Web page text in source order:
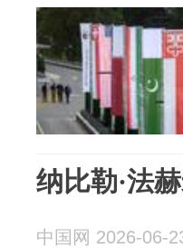
纳比勒·法
中国网 2026-06-